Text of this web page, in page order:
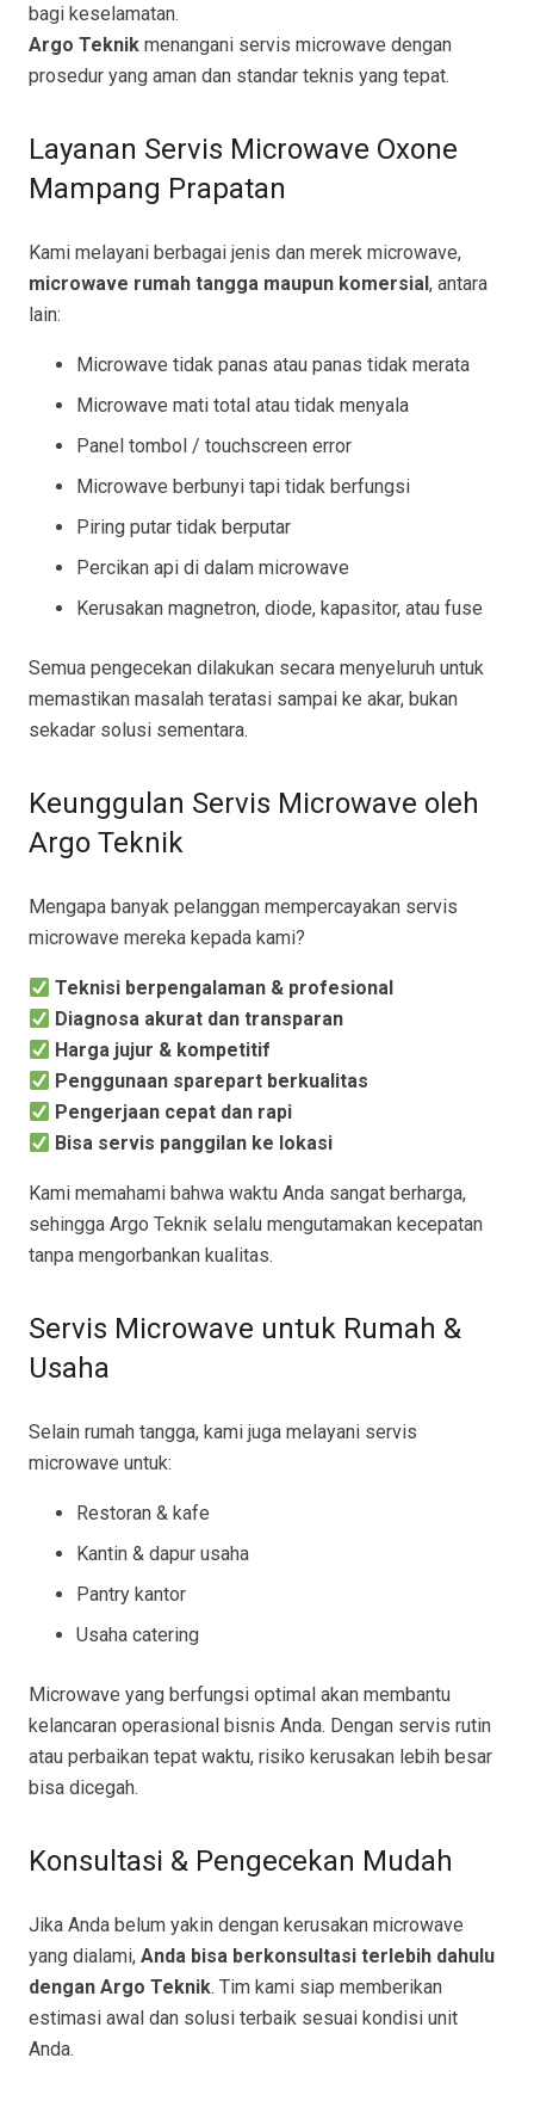
bagi keselamatan.
Argo Teknik menangani servis microwave dengan
prosedur yang aman dan standar teknis yang tepat.
Layanan Servis Microwave Oxone
Mampang Prapatan
Kami melayani berbagai jenis dan merek microwave,
microwave rumah tangga maupun komersial, antara
lain:
Microwave tidak panas atau panas tidak merata
Microwave mati total atau tidak menyala
Panel tombol / touchscreen error
Microwave berbunyi tapi tidak berfungsi
Piring putar tidak berputar
Percikan api di dalam microwave
Kerusakan magnetron, diode, kapasitor, atau fuse
Semua pengecekan dilakukan secara menyeluruh untuk
memastikan masalah teratasi sampai ke akar, bukan
sekadar solusi sementara.
Keunggulan Servis Microwave oleh
Argo Teknik
Mengapa banyak pelanggan mempercayakan servis
microwave mereka kepada kami?
Teknisi berpengalaman & profesional
Diagnosa akurat dan transparan
Harga jujur & kompetitif
Penggunaan sparepart berkualitas
Pengerjaan cepat dan rapi
Bisa servis panggilan ke lokasi
Kami memahami bahwa waktu Anda sangat berharga,
sehingga Argo Teknik selalu mengutamakan kecepatan
tanpa mengorbankan kualitas.
Servis Microwave untuk Rumah &
Usaha
Selain rumah tangga, kami juga melayani servis
microwave untuk:
Restoran & kafe
Kantin & dapur usaha
Pantry kantor
Usaha catering
Microwave yang berfungsi optimal akan membantu
kelancaran operasional bisnis Anda. Dengan servis rutin
atau perbaikan tepat waktu, risiko kerusakan lebih besar
bisa dicegah.
Konsultasi & Pengecekan Mudah
Jika Anda belum yakin dengan kerusakan microwave
yang dialami, Anda bisa berkonsultasi terlebih dahulu
dengan Argo Teknik. Tim kami siap memberikan
estimasi awal dan solusi terbaik sesuai kondisi unit
Anda.